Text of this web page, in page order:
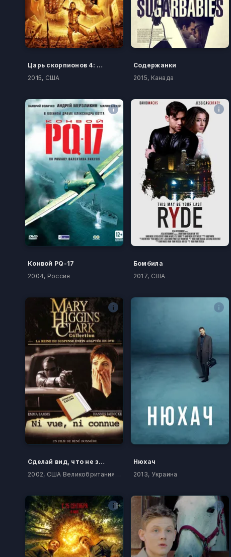
Царь скорпионов 4: Утерянный трон
2015, США
Содержанки
2015, Канада
Конвой PQ-17
2004, Россия
Бомбила
2017, США
Сделай вид, что не замечаешь ее
2002, США Великобритания Канада
Нюхач
2013, Украина